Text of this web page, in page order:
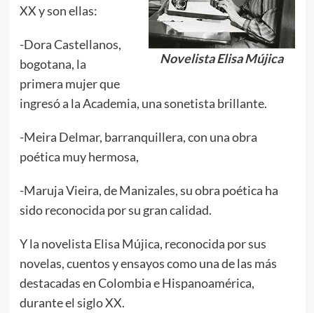
Novelista Elisa Mújica
XX y son ellas:
-Dora Castellanos,
bogotana, la
primera mujer que
ingresó a la Academia, una sonetista brillante.
-Meira Delmar, barranquillera, con una obra
poética muy hermosa,
-Maruja Vieira, de Manizales, su obra poética ha
sido reconocida por su gran calidad.
Y la novelista Elisa Mújica, reconocida por sus
novelas, cuentos y ensayos como una de las más
destacadas en Colombia e Hispanoamérica,
durante el siglo XX.